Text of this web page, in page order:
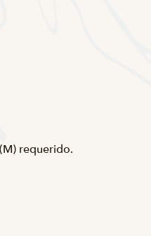
requerido.